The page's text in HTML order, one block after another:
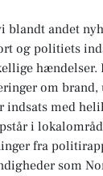
blandt andet
og politiets
hændelser.
om brand,
indsats med
i
fra
som